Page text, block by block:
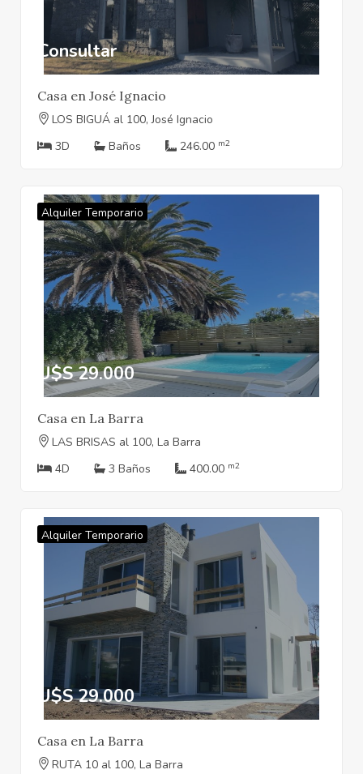
Consultar
Casa en José Ignacio
LOS BIGUÁ al 100, José Ignacio
3D
Baños 246.00 m2
Alquiler Temporario
U$S 29.000
Casa en La Barra
LAS BRISAS al 100, La Barra
4D
3 Baños 400.00 m2
Alquiler Temporario
U$S 29.000
Casa en La Barra
RUTA 10 al 100, La Barra